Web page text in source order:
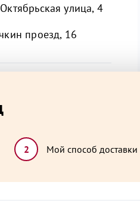
улица, 4
проезд, 16
Кучино,
2 Мой способ доставки